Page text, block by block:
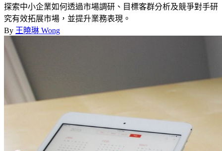
探索中小企業如何透過市場調研、目標客群分析及競爭對手研
究有效拓展市場，並提升業務表現。
By 王曉琳 Wong